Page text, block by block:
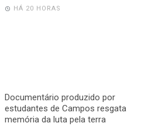
HÁ 20 HORAS
Documentário produzido por
estudantes de Campos resgata
memória da luta pela terra